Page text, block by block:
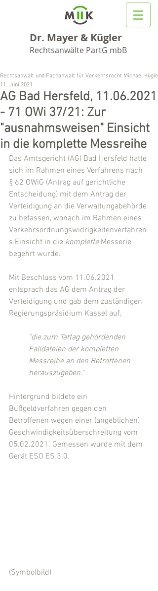
Dr. Mayer & Kügler
Rechtsanwälte PartG mbB
AG Bad Hersfeld, 11.06.2021
- 71 OWi 37/21: Zur
"ausnahmsweisen" Einsicht
in die komplette Messreihe
Rechtsanwalt und Fachanwalt für Verkehrsrecht Michael Kügler
11. Juni 2021
Das Amtsgericht (AG) Bad Hersfeld hatte
sich im Rahmen eines Verfahrens nach
§ 62 OWiG (Antrag auf gerichtliche
Entscheidung) mit dem Antrag der
Verteidigung an die Verwaltungabehörde
zu befassen, wonach im Rahmen eines
Verkehrsordnungswidrigkeitenverfahren
s Einsicht in die komplette Messerie
begehrt wurde.
Mit Beschluss vom 11.06.2021
entsprach das AG dem Antrag der
Verteidigung und gab dem zuständigen
Regierungspräsidium Kassel auf,
"die zum Tattag gehördenden
Falldateien der kompletten
Messreihe an den Betroffenen
herauszugeben."
Hintergrund bildete ein
Bußgeldverfahren gegen den
Betroffenen wegen einer (angeblichen)
Geschwindigkeitsüberschreitung vom
05.02.2021. Gemessen wurde mit dem
Gerät ESO ES 3.0.
(Symbolbild)